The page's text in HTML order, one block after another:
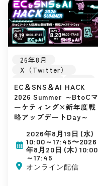
26年8月
X（Twitter）
LINE
EC戦略
販促戦略
TikTok
最新トレンド
インフルエンサー
楽天市場
Amazon
Yahoo!ショッピング
D2C
SNSマーケティング
自社EC
EC＆SNS＆AI HACK
2026 Summer ～BtoCマ
ーケティング×新年度戦
略アップデートDay～
2026年8月19日 (水)
10:00～17:45〜2026
年8月20日 (木) 10:00
～17:45
オンライン配信